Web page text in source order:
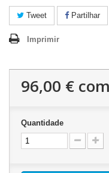
Tweet Partilhar
Imprimir
96,00 €
Quantidade